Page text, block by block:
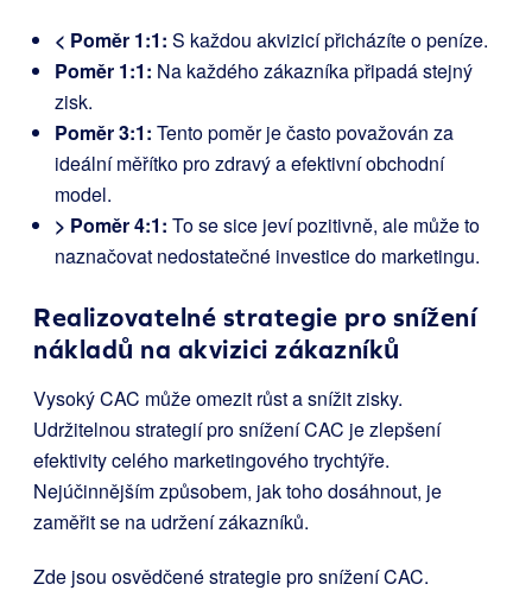
< Poměr 1:1: S každou akvizicí přicházíte o peníze.
Poměr 1:1: Na každého zákazníka připadá stejný
zisk.
Poměr 3:1: Tento poměr je často považován za
ideální měřítko pro zdravý a efektivní obchodní
model.
> Poměr 4:1: To se sice jeví pozitivně, ale může to
naznačovat nedostatečné investice do marketingu.
Realizovatelné strategie pro snížení
nákladů na akvizici zákazníků
Vysoký CAC může omezit růst a snížit zisky.
Udržitelnou strategií pro snížení CAC je zlepšení
efektivity celého marketingového trychtýře.
Nejúčinnějším způsobem, jak toho dosáhnout, je
zaměřit se na udržení zákazníků.
Zde jsou osvědčené strategie pro snížení CAC.